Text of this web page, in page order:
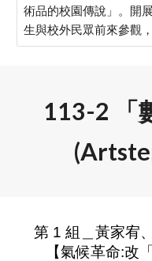
術品的校園傳說」。開
生與校外民眾前來參觀
113-2 「
第 1 組＿黃家宥
【氣候革命:改